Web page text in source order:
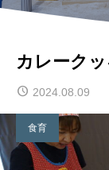
カレーク
2024.08.09
食育